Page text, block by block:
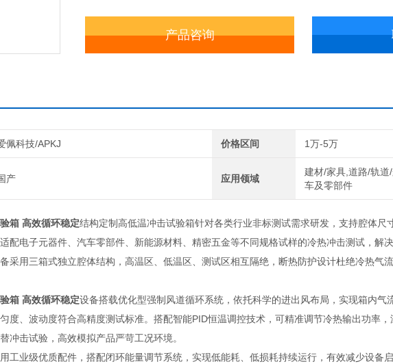
产品咨询
佩科技/APKJ 价格区间 1万-5万
产 应用领域
建材/家具,道路/轨
车及零部件
箱 高效循环稳定结构定制高低温冲击试验箱针对各类行业非标测试需求研发，支持腔体尺
配电子元器件、汽车零部件、新能源材料、精密五金等不同规格试样的冷热冲击测试，解
采用三箱式独立腔体结构，高温区、低温区、测试区相互隔绝，断热防护设计杜绝冷热气
箱 高效循环稳定设备搭载优化型强制风道循环系统，依托科学的进出风布局，实现箱内气
度、波动度符合高精度测试标准。搭配智能PID恒温调控技术，可精准调节冷热输出功率
冲击试验，高效模拟产品严苛工况环境。
工业级优质配件，搭配闭环能量调节系统，实现低能耗、低损耗持续运行，有效减少设备